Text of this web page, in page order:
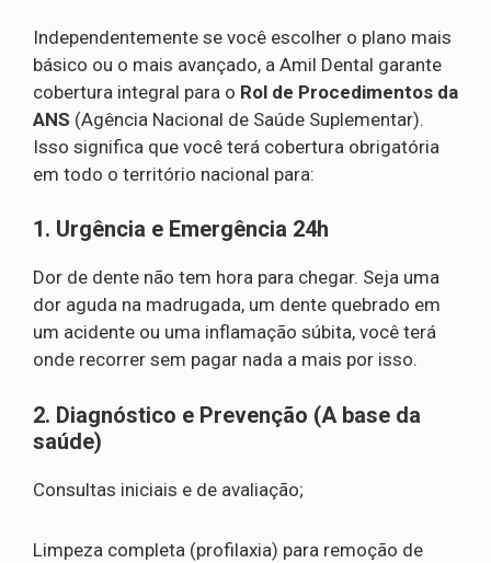
Independentemente se você escolher o plano mais
básico ou o mais avançado, a Amil Dental garante
cobertura integral para o Rol de Procedimentos da
ANS (Agência Nacional de Saúde Suplementar).
Isso significa que você terá cobertura obrigatória
em todo o território nacional para:
1. Urgência e Emergência 24h
Dor de dente não tem hora para chegar. Seja uma
dor aguda na madrugada, um dente quebrado em
um acidente ou uma inflamação súbita, você terá
onde recorrer sem pagar nada a mais por isso.
2. Diagnóstico e Prevenção (A base da
saúde)
Consultas iniciais e de avaliação;
Limpeza completa (profilaxia) para remoção de